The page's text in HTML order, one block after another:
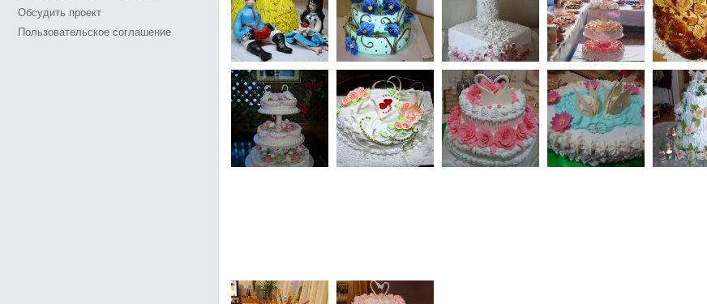
Обсудить проект
Пользовательское соглашение